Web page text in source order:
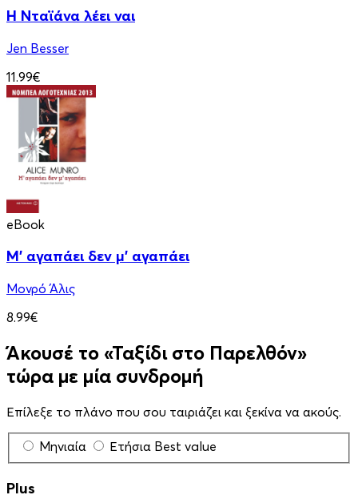
Η Νταϊάνα λέει ναι
Jen Besser
11.99€
eBook
Μ' αγαπάει δεν μ' αγαπάει
Μονρό Άλις
8.99€
Άκουσέ το «Ταξίδι στο Παρελθόν»
τώρα με μία συνδρομή
Επίλεξε το πλάνο που σου ταιριάζει και ξεκίνα να ακούς.
Μηνιαία Ετήσια Best value
Plus